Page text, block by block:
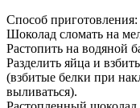
Способ приготовления:
Шоколад сломать на
Растопить на водяной
Разделить яйца и
(взбитые белки при
выливаться).